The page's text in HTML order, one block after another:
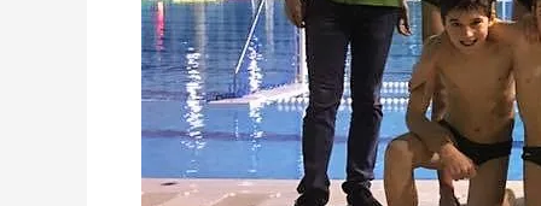
organização